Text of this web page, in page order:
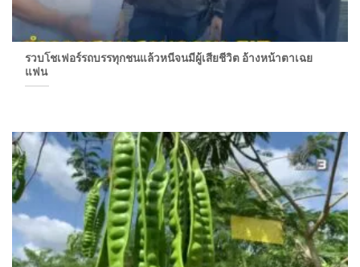
รวบโชเฟอร์รถบรรทุกชนแล้วหนีจนมีผู้เสียชีวิต อ้างหน้าตาเฉย
แฟน